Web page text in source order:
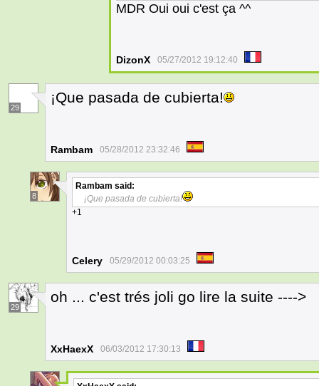
MDR Oui oui c'est ça ^^
DizonX 05/27/2012 19:12:40
29
¡Que pasada de cubierta!
Rambam 05/28/2012 23:32:46
8
Rambam said:
¡Que pasada de cubierta!
+1
Celery 05/29/2012 00:03:25
29
oh ... c'est trés joli go lire la suite ---->
XxHaexX 06/03/2012 17:30:13